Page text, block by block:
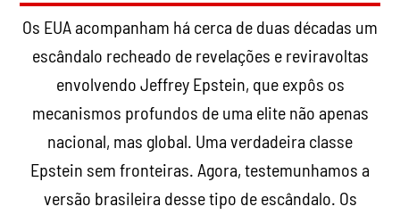
Os EUA acompanham há cerca de duas décadas um
escândalo recheado de revelações e reviravoltas
envolvendo Jeffrey Epstein, que expôs os
mecanismos profundos de uma elite não apenas
nacional, mas global. Uma verdadeira classe
Epstein sem fronteiras. Agora, testemunhamos a
versão brasileira desse tipo de escândalo. Os